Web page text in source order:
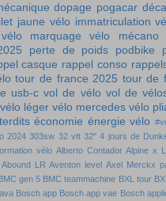
dopage pogacar
jaune vélo immatriculation
marquage vélo
perte de poids podbike
casque rappel conso
tour de france 2025 tour de
usb-c vol de vélo vol de
vélo léger vélo mercedes vélo
économie énergie vélo
2024 303sw 32 vtt 32" 4 jours de
vélo Alberto Contador Alpine x
LR Aventon level Axel Merckx
gen 5 BMC teammachine BXL tour
Bosch app Bosch app vae Bosch